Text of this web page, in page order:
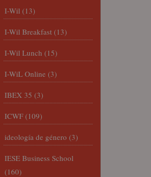
I-Wil (13)
I-Wil Breakfast (13)
I-Wil Lunch (15)
I-WiL Online (3)
IBEX 35 (3)
ICWF (109)
ideología de género (3)
IESE Business School
(160)